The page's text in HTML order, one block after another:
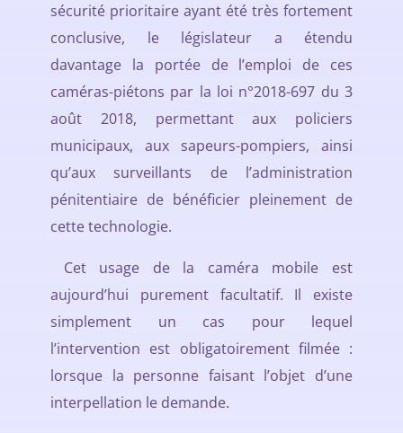
sécurité prioritaire ayant été très fortement
conclusive, le législateur a étendu
davantage la portée de l’emploi de ces
caméras-piétons par la loi n°2018-697 du 3
août 2018, permettant aux policiers
municipaux, aux sapeurs-pompiers, ainsi
qu’aux surveillants de l’administration
pénitentiaire de bénéficier pleinement de
cette technologie.
Cet usage de la caméra mobile est
aujourd’hui purement facultatif. Il existe
simplement un cas pour lequel
l’intervention est obligatoirement filmée :
lorsque la personne faisant l’objet d’une
interpellation le demande.